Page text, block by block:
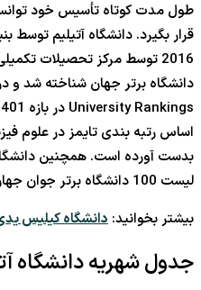
طول مدت کوتاه تأسیس خود
قرار بگیرد. دانشگاه آتیلیم توسط
اساس رتبه بندی تایمز در علوم
لیست 100 دانشگاه برتر جوان جهان راه بیابد.
بیشتر بخوانید: دانشگاه کیلیس
جدول شهریه دانشگاه